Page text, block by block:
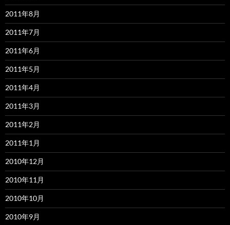
2011年8月
2011年7月
2011年6月
2011年5月
2011年4月
2011年3月
2011年2月
2011年1月
2010年12月
2010年11月
2010年10月
2010年9月